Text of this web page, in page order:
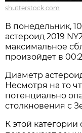
shutterstock.com
В понедельник,
астероид 2019
максимальное
произойдет в
Диаметр
Несмотря на то
потенциально
столкновения с
К этой